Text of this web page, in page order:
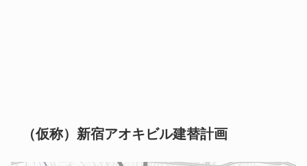
（仮称）新宿アオキビル建替計画